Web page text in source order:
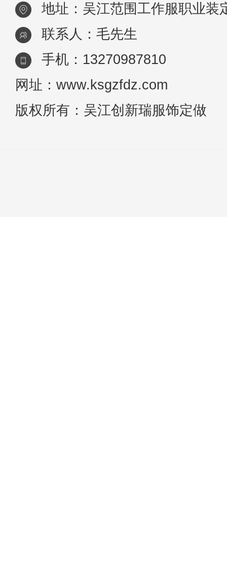
地址：吴江范围工作服职业装
联系人：毛先生
手机：13270987810
网址：www.ksgzfdz.com
版权所有：吴江创新瑞服饰定做